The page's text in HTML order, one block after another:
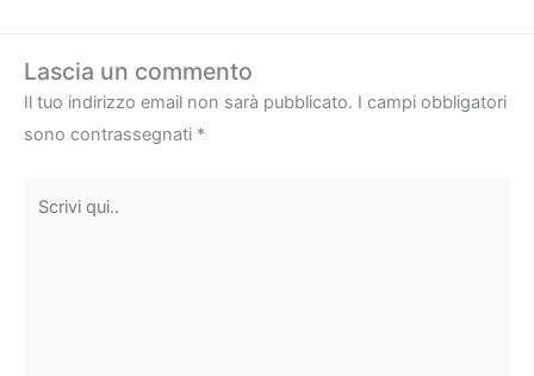
Lascia un commento
Il tuo indirizzo email non sarà pubblicato. I campi obbligatori
sono contrassegnati *